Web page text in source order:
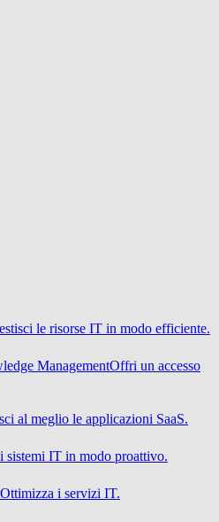
le risorse IT in modo efficiente.
ManagementOffri un accesso
al meglio le applicazioni SaaS.
sistemi IT in modo proattivo.
Ottimizza i servizi IT.